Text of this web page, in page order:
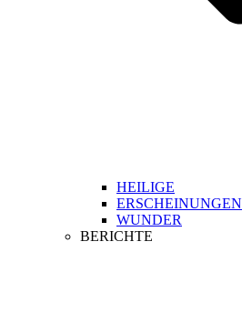
HEILIGE
ERSCHEINUNGEN
WUNDER
BERICHTE